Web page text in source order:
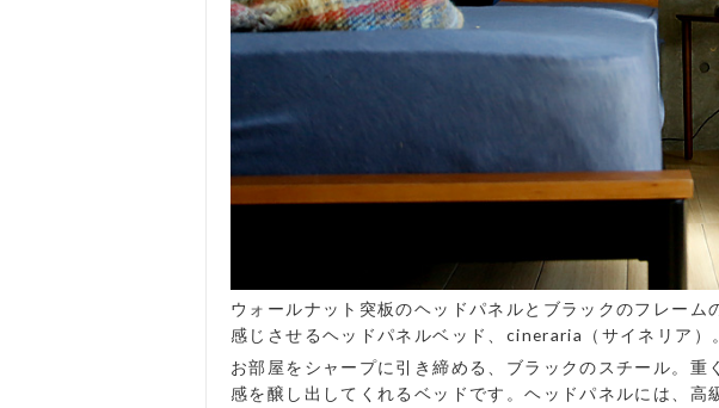
ウォールナット突板のヘッドパネルとブラックのフレーム
感じさせるヘッドパネルベッド、cineraria（サイネリア）。
お部屋をシャープに引き締める、ブラックのスチール。重
感を醸し出してくれるベッドです。ヘッドパネルには、高